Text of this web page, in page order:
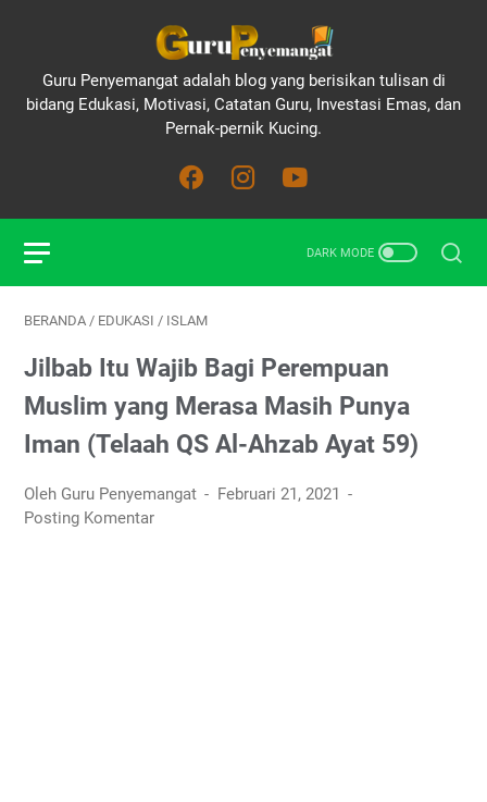
Guru Penyemangat adalah blog yang berisikan tulisan di
bidang Edukasi, Motivasi, Catatan Guru, Investasi Emas, dan
Pernak-pernik Kucing.
BERANDA / EDUKASI / ISLAM
Jilbab Itu Wajib Bagi Perempuan
Muslim yang Merasa Masih Punya
Iman (Telaah QS Al-Ahzab Ayat 59)
Oleh Guru Penyemangat
Februari 21, 2021
Posting Komentar